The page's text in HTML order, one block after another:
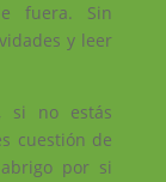
fuera. Sin
y leer
si no estás
cuestión de
por si